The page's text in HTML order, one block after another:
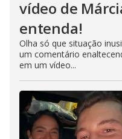
vídeo de
entenda!
Olha só que situação
um comentário
em um vídeo...